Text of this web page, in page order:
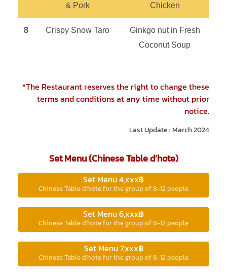
& Pork
Chicken
8 Crispy Snow Taro
Ginkgo nut in Fresh
Coconut Soup
*The Restaurant reserves the right to change these
terms and conditions at any time without prior
notice.
Last Update : March 2024
Set Menu (Chinese Table d’hote)
Set Menu 4,xxx฿
Chinese Table d'hote for the group of 8-12 people
Set Menu 6,xxx฿
Chinese Table d'hote for the group of 8-12 people
Set Menu 7,xxx฿
Chinese Table d'hote for the group of 8-12 people